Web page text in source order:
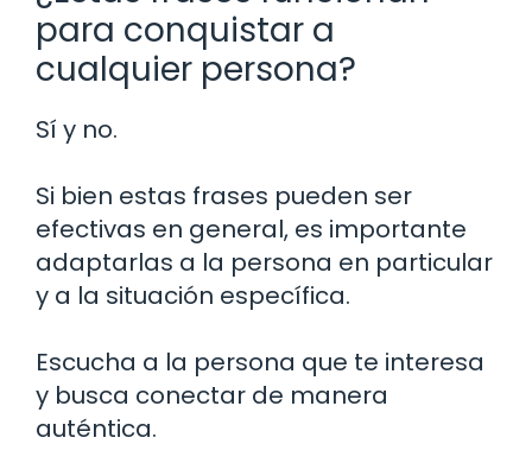
para conquistar a
cualquier persona?
Sí y no.
Si bien estas frases pueden ser
efectivas en general, es importante
adaptarlas a la persona en particular
y a la situación específica.
Escucha a la persona que te interesa
y busca conectar de manera
auténtica.